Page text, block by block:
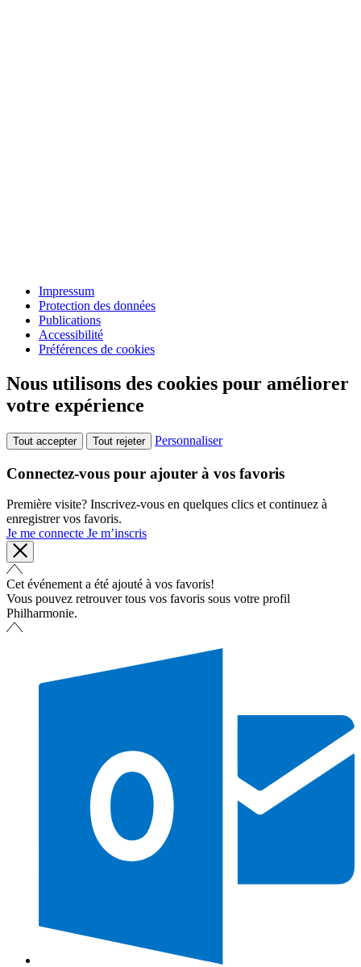
Impressum
Protection des données
Publications
Accessibilité
Préférences de cookies
Nous utilisons des cookies pour améliorer
votre expérience
Tout accepter Tout rejeter Personnaliser
Connectez-vous pour ajouter à vos favoris
Première visite? Inscrivez-vous en quelques clics et continuez à
enregistrer vos favoris.
Je me connecte Je m’inscris
Cet événement a été ajouté à vos favoris!
Vous pouvez retrouver tous vos favoris sous votre profil
Philharmonie.